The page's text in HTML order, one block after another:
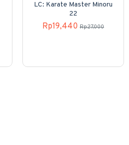
LC: Karate Master Minoru
22
Rp19,440 Rp27,000